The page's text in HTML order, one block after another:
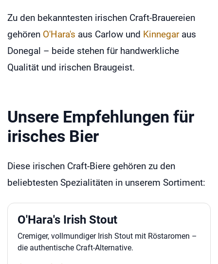
Zu den bekanntesten irischen Craft-Brauereien
gehören O'Hara's aus Carlow und Kinnegaraus
Donegal – beide stehen für handwerkliche
Qualität und irischen Braugeist.
Unsere Empfehlungen für
irisches Bier
Diese irischen Craft-Biere gehören zu den
beliebtesten Spezialitäten in unserem Sortiment:
O'Hara's Irish Stout
Cremiger, vollmundiger Irish Stout mit Röstaromen –
die authentische Craft-Alternative.